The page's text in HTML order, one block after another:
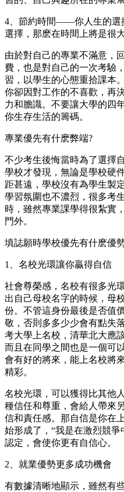
4、節約時間——你人生的選
選擇，那麽在時間上將是很
由於對自己的專業不滿意，
費，也是對自己的一次考驗
習，以學生的心態重拾課本
你卻因對工作的不喜歡，再
力和膽識。不要讓大學的四
你生存生活的籌碼。
專業優先有什麽弊端?
不少考生後悔當時為了選擇
學校才發現，無論是學校硬
距甚遠，學校沒有為學生製
學習氛圍也不濃烈，很多考
時，雖然專業課學得很紮實
門外。
填誌願時學校優先有什麽優
1、名校光環讓你贏得自信
社會尊榮感，名校有很多光
出自己母校名字的時候，母
份。不管這身份最後是否值
敬，否則多多少少會有點失
考大學上名校，清華北大應
而且在同學之間也是一個可
會有好的將來，能上名校將
精彩。
名校光環，可以獲得比其他
種信任和尊重，會給人帶來
信和責任感。那自信是你在
始形成了，“我是在激烈競
認定，會使你更有自信心。
2、就業優勢更多成功機會
有數據清晰地顯示，雖然有